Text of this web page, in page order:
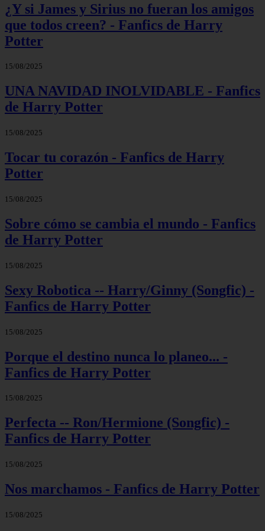
¿Y si James y Sirius no fueran los amigos
que todos creen? - Fanfics de Harry
Potter
15/08/2025
UNA NAVIDAD INOLVIDABLE - Fanfics
de Harry Potter
15/08/2025
Tocar tu corazón - Fanfics de Harry
Potter
15/08/2025
Sobre cómo se cambia el mundo - Fanfics
de Harry Potter
15/08/2025
Sexy Robotica -- Harry/Ginny (Songfic) -
Fanfics de Harry Potter
15/08/2025
Porque el destino nunca lo planeo... -
Fanfics de Harry Potter
15/08/2025
Perfecta -- Ron/Hermione (Songfic) -
Fanfics de Harry Potter
15/08/2025
Nos marchamos - Fanfics de Harry Potter
15/08/2025